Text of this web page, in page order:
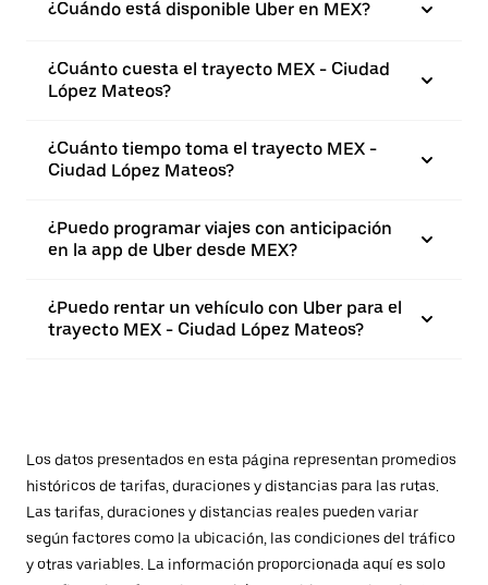
¿Cuándo está disponible Uber en MEX?
¿Cuánto cuesta el trayecto MEX - Ciudad
López Mateos?
¿Cuánto tiempo toma el trayecto MEX -
Ciudad López Mateos?
¿Puedo programar viajes con anticipación
en la app de Uber desde MEX?
¿Puedo rentar un vehículo con Uber para el
trayecto MEX - Ciudad López Mateos?
Los datos presentados en esta página representan promedios
históricos de tarifas, duraciones y distancias para las rutas.
Las tarifas, duraciones y distancias reales pueden variar
según factores como la ubicación, las condiciones del tráfico
y otras variables. La información proporcionada aquí es solo